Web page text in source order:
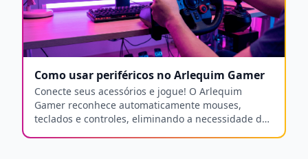
Como usar periféricos no Arlequim Gamer
Conecte seus acessórios e jogue! O Arlequim
Gamer reconhece automaticamente mouses,
teclados e controles, eliminando a necessidade de